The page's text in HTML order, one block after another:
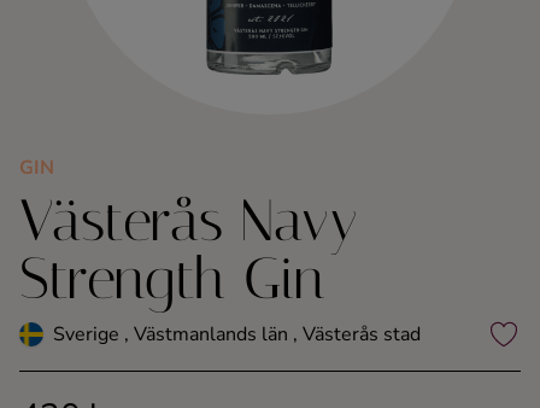
Likör
Rom
GIN
Västerås Navy
Strength Gin
Sverige , Västmanlands län , Västerås stad